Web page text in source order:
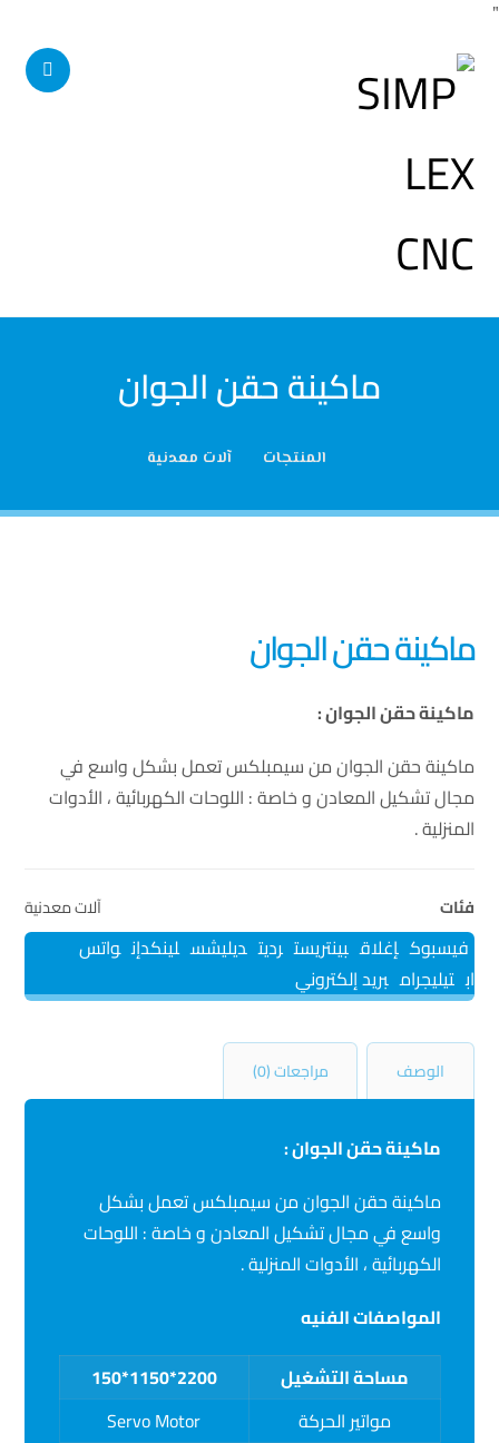
"
ماكينة حقن الجوان
المنتجات آلات معدنية
ماكينة حقن الجوان
ماكينة حقن الجوان :
ماكينة حقن الجوان من سيمبلكس تعمل بشكل واسع في
مجال تشكيل المعادن و خاصة : اللوحات الكهربائية ، الأدوات
المنزلية .
فئات آلات معدنية
فيسبوك إغلاق بينتريست رديت ديليشس لينكدإن واتس
اب تيليجرام بريد إلكتروني
الوصف مراجعات (0)
ماكينة حقن الجوان :
ماكينة حقن الجوان من سيمبلكس تعمل بشكل
واسع في مجال تشكيل المعادن و خاصة : اللوحات
الكهربائية ، الأدوات المنزلية .
المواصفات الفنيه
مساحة التشغيل
2200*1150*150
مواتير الحركة
Servo Motor